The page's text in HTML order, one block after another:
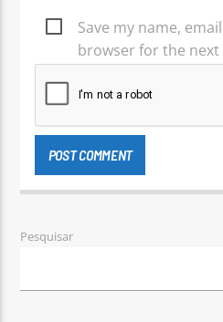
Save my name,
browser for the
Pesquisar